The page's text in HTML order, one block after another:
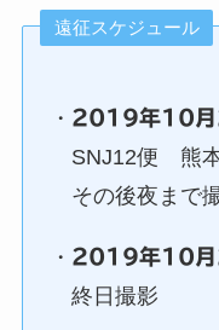
遠征スケジュール
・ 2019年10月
SNJ12便 熊
その後夜まで
・ 2019年10月
終日撮影